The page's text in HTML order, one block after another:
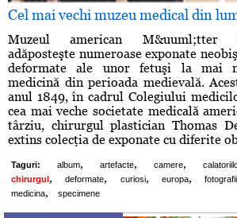
Cel mai vechi muzeu medical din
Muzeul american M&uuml;tter
adăposteşte numeroase exponate
deformate ale unor fetuşi la mai
medicină din perioada medievală.
anul 1849, în cadrul Colegiului
cea mai veche societate medicală
târziu, chirurgul plastician Thomas
extins colecţia de exponate cu diferite
Taguri: album, artefacte, camere,
chirurgul, deformate, curiosi, europa, fotografii
medicina, specimene